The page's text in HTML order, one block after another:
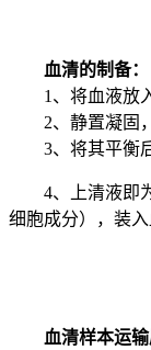
血清的制备：
1、将血液放入
2、静置凝固
3、将其平衡后
4、上清液即为
细胞成分），装
血清样本运输